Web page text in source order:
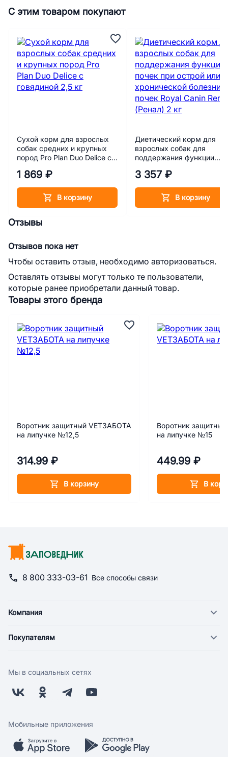
С этим товаром покупают
Сухой корм для взрослых
собак средних и крупных
пород Pro Plan Duo Delice с
1 869 ₽
В корзину
Диетический корм для
взрослых собак для
поддержания функции
хронической болезни
3 357 ₽
В корзину
Товары этого бренда
Воротник защитный VETЗАБОТА
на липучке №12,5
314.99 ₽
В корзину
Воротник
на липучке №15
449.99 ₽
В
Отзывы
Отзывов пока нет
Чтобы оставить отзыв, необходимо авторизоваться.
Оставлять отзывы могут только те пользователи,
которые ранее приобретали данный товар.
8 800 333-03-61 Все способы связи
Компания
Новости
Поставщикам
Заводчикам
Обратная связь
Покупателям
Оплата
Бонусная программа
Скидки и акции
Мобильное приложение
Мы в социальных сетях
Мобильные приложения